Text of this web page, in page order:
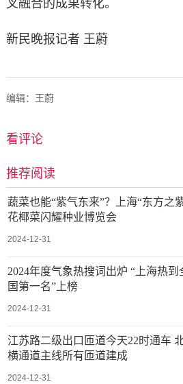
叉融合的成果转化。
新民晚报记者 王蔚
编辑：王蔚
看评论
推荐阅读
蔬菜也能“紫气东来”？上海“东方之
花椰菜闪耀种业博览会
2024-12-31
2024年度气象热搜词出炉 “上海热到
国第一名”上榜
2024-12-31
江苏路二级出口匝道今天22时通车
横通道主线所有匝道建成
2024-12-31